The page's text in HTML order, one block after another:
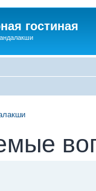
гостиная